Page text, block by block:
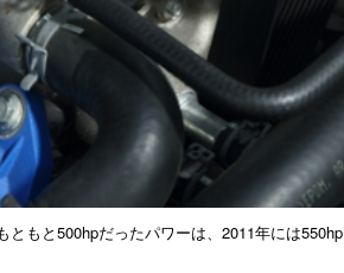
もと500hpだったパワーは、2011年には550hp